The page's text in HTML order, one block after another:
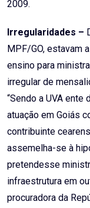
2009.
Irregularidades –
MPF/GO, estavam
ensino para
irregular de
“Sendo a UVA ente
atuação em Goiás
contribuinte
assemelha-se à
pretendesse
infraestrutura em
procuradora da